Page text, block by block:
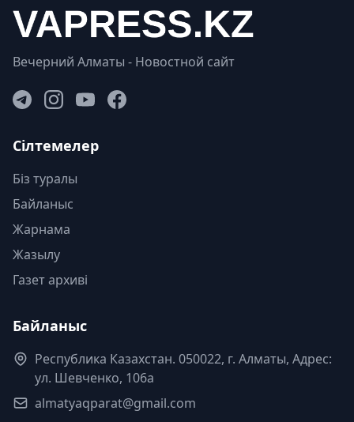
Вечерний Алматы - Новостной сайт
Сілтемелер
Біз туралы
Байланыс
Жарнама
Жазылу
Газет архиві
Байланыс
Республика Казахстан. 050022, г. Алматы, Адрес:
ул. Шевченко, 106а
almatyaqparat@gmail.com